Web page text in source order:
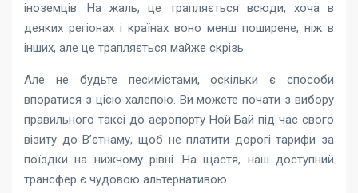
іноземців. На жаль, це трапляється всюди, хоча в
деяких регіонах і країнах воно менш поширене, ніж в
інших, але це трапляється майже скрізь.
Але не будьте песимістами, оскільки є способи
впоратися з цією халепою. Ви можете почати з вибору
правильного таксі до аеропорту Ной Бай під час свого
візиту до В’єтнаму, щоб не платити дорогі тарифи за
поїздки на нижчому рівні. На щастя, наш доступний
трансфер є чудовою альтернативою.